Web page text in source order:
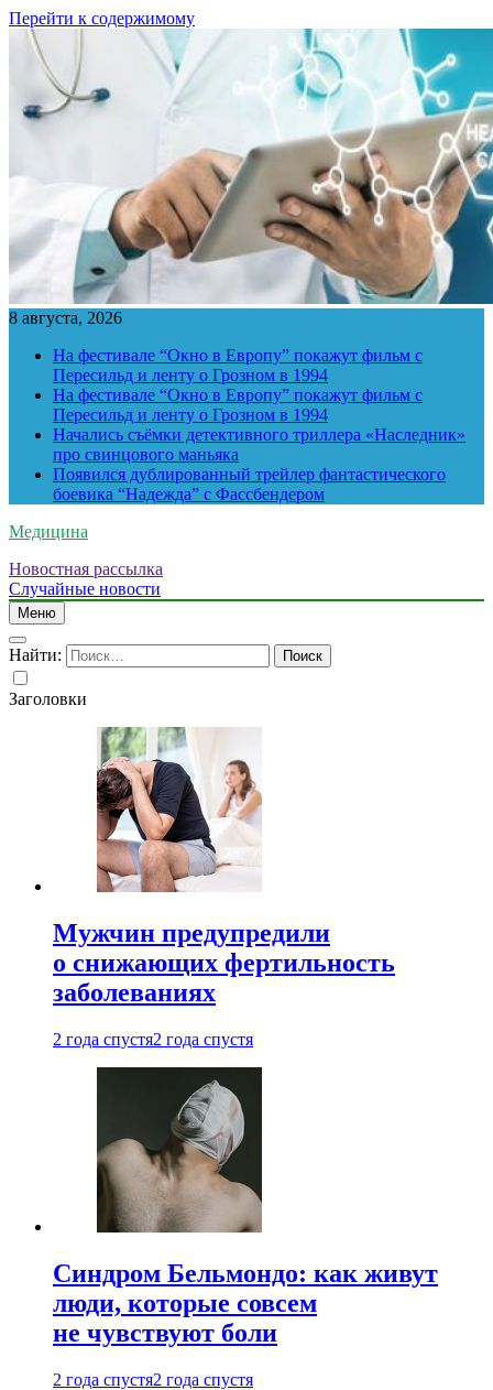
Перейти к содержимому
8 августа, 2026
На фестивале “Окно в Европу” покажут фильм с
Пересильд и ленту о Грозном в 1994
На фестивале “Окно в Европу” покажут фильм с
Пересильд и ленту о Грозном в 1994
Начались съёмки детективного триллера «Наследник»
про свинцового маньяка
Появился дублированный трейлер фантастического
боевика “Надежда” с Фассбендером
Медицина
Новостная рассылка
Случайные новости
Меню
Найти:
Заголовки
Мужчин предупредили
о снижающих фертильность
заболеваниях
2 года спустя2 года спустя
Синдром Бельмондо: как живут
люди, которые совсем
не чувствуют боли
2 года спустя2 года спустя